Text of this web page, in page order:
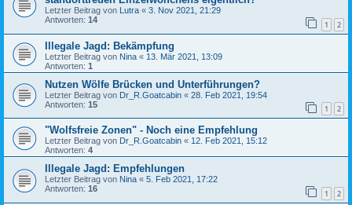
Letzter Beitrag von Lutra « 3. Nov 2021, 21:29
Antworten: 14 1 2
Illegale Jagd: Bekämpfung
Letzter Beitrag von Nina « 13. Mär 2021, 13:09
Antworten: 1
Nutzen Wölfe Brücken und Unterführungen?
Letzter Beitrag von Dr_R.Goatcabin « 28. Feb 2021, 19:54
Antworten: 15 1 2
"Wolfsfreie Zonen" - Noch eine Empfehlung
Letzter Beitrag von Dr_R.Goatcabin « 12. Feb 2021, 15:12
Antworten: 4
Illegale Jagd: Empfehlungen
Letzter Beitrag von Nina « 5. Feb 2021, 17:22
Antworten: 16 1 2